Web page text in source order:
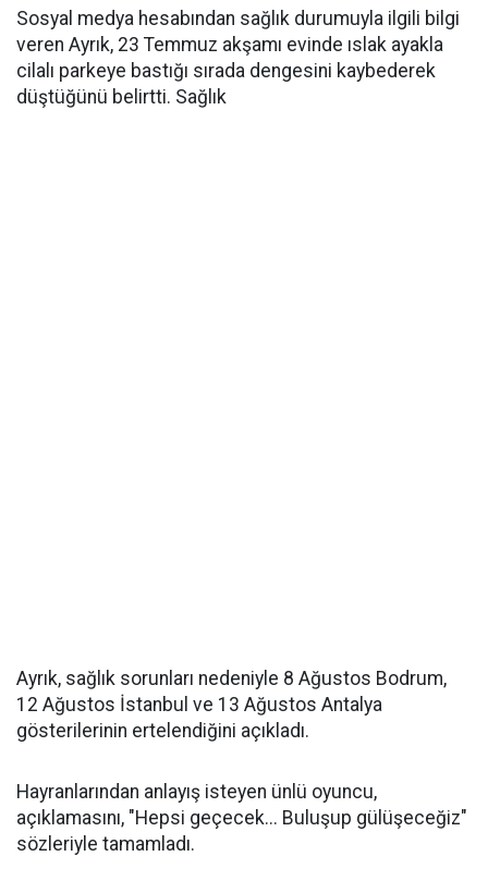
Sosyal medya hesabından sağlık durumuyla ilgili bilgi
veren Ayrık, 23 Temmuz akşamı evinde ıslak ayakla
cilalı parkeye bastığı sırada dengesini kaybederek
düştüğünü belirtti. Sağlık
Ayrık, sağlık sorunları nedeniyle 8 Ağustos Bodrum,
12 Ağustos İstanbul ve 13 Ağustos Antalya
gösterilerinin ertelendiğini açıkladı.
Hayranlarından anlayış isteyen ünlü oyuncu,
açıklamasını, "Hepsi geçecek... Buluşup gülüşeceğiz"
sözleriyle tamamladı.